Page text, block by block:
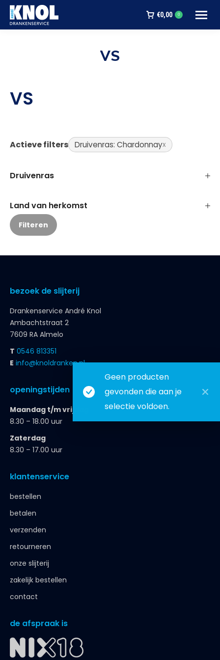
€0,00 0
VS
Geen producten
gevonden die aan je
selectie voldoen.
VS
Actieve filters Druivenras: Chardonnay
Druivenras
Land van herkomst
Filteren
bezoek de slijterij
Drankenservice André Knol
Ambachtstraat 2
7609 RA Almelo
T 0546 813351
E info@knoldranken.nl
openingstijden
Maandag t/m vrijdag
8.30 – 18.00 uur
Zaterdag
8.30 – 17.00 uur
klantenservice
bestellen
betalen
verzenden
retourneren
onze slijterij
zakelijk bestellen
contact
de afspraak is